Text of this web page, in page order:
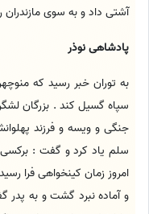
آشتی داد و به سوی
پادشاهی نوذر
به توران خبر رسید که
سپاه گسیل کند . بزرگان
جنگی و ویسه و فرزند
سلم یاد کرد و گفت : برکسی
امروز زمان کینخواهی فرا
و آماده نبرد گشت و به